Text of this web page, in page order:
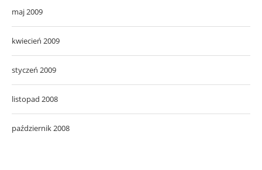
maj 2009
kwiecień 2009
styczeń 2009
listopad 2008
październik 2008